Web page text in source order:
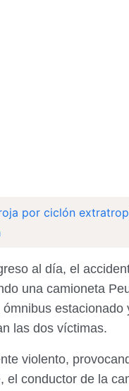
por ciclón
al día, el
una camioneta
las dos víctimas.
violento,
el conductor de la